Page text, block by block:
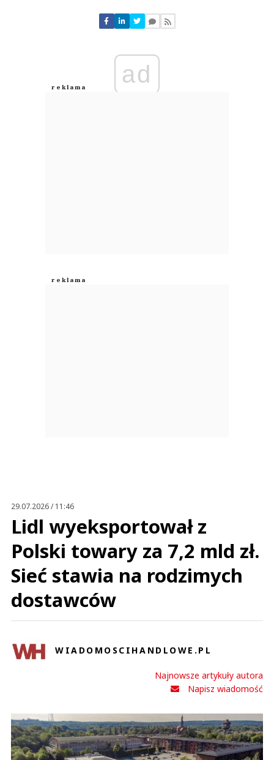
Nie znaleziono komentarzy
Zostaw swoje komentarze
Anuluj
ad
29.07.2026 / 11:46
Lidl wyeksportował z
Polski towary za 7,2 mld zł.
Sieć stawia na rodzimych
dostawców
WIADOMOSCIHANDLOWE.PL
Najnowsze artykuły autora
Napisz wiadomość